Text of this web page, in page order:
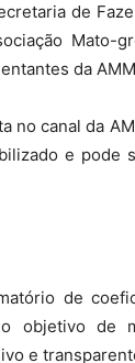
de
Mato-
da
no canal da
e pode
de
objetivo de
e